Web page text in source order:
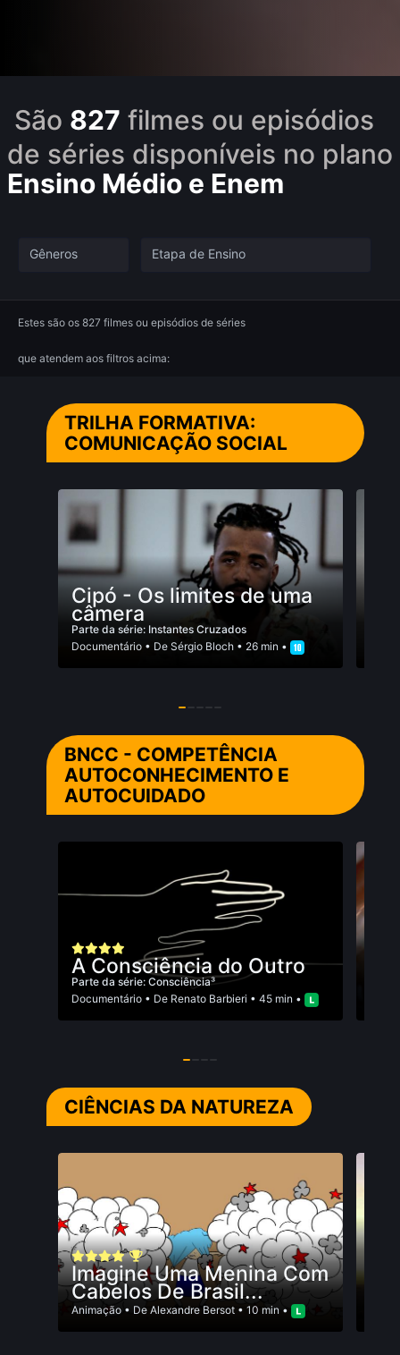
São 827 filmes ou episódios
de séries disponíveis no plano
Ensino Médio e Enem
Estes são os 827 filmes ou episódios de séries
que atendem aos filtros acima:
TRILHA FORMATIVA:
COMUNICAÇÃO SOCIAL
Cipó - Os limites de uma
câmera
Parte da série: Instantes Cruzados
Documentário • De Sérgio Bloch• 26 min •
BNCC - COMPETÊNCIA
AUTOCONHECIMENTO E
AUTOCUIDADO
A Consciência do Outro
Parte da série: Consciência³
Documentário • De Renato Barbieri • 45 min •
CIÊNCIAS DA NATUREZA
Imagine Uma Menina Com
Cabelos De Brasil...
Animação • De Alexandre Bersot• 10 min •